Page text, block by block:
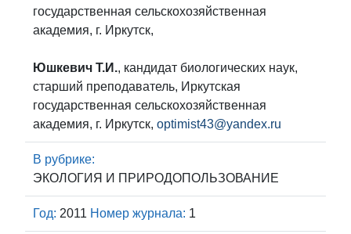
государственная сельскохозяйственная
академия, г. Иркутск,
Юшкевич Т.И., кандидат биологических наук,
старший преподаватель, Иркутская
государственная сельскохозяйственная
академия, г. Иркутск, optimist43@yandex.ru
В рубрике:
ЭКОЛОГИЯ И ПРИРОДОПОЛЬЗОВАНИЕ
Год: 2011 Номер журнала: 1